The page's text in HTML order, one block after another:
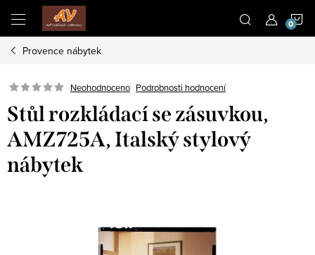
obsah
Provence nábytek
Neohodnoceno Podrobnosti hodnocení
Stůl rozkládací se zásuvkou,
AMZ725A, Italský stylový
nábytek